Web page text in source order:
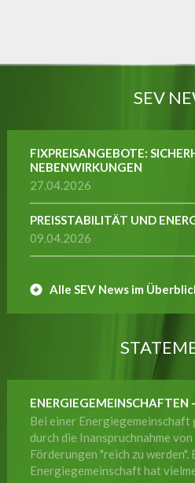
SEV
FIXPREISANGEBOTE:
NEBENWIRKUNGEN
27.04.2026
PREISSTABILITÄT UND
09.04.2026
Alle SEV News im
ENERGIEGEMEINSCHAFTEN
Bei einer Energiegemeinschaft
durch die Inanspruchnahme
Förderungen "reich zu werden".
Energiegemeinschaft hat